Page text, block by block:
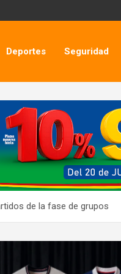
Deportes Seguridad
de la fase de grupos